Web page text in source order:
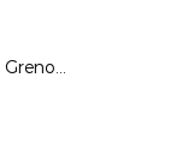
EDF Espoirs / Estonie - à Grenoble - Oct. 2025